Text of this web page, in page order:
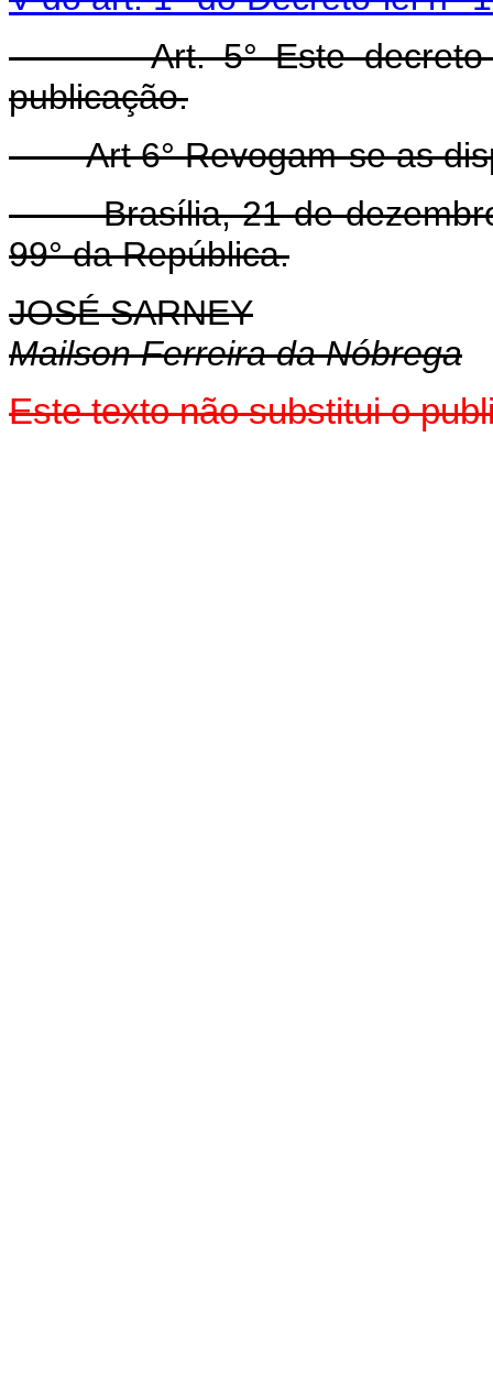
Art. 5° Este decreto-lei
publicação.
Art 6° Revogam-se as
Brasília, 21 de dezembro
99° da República.
JOSÉ SARNEY
Mailson Ferreira da Nóbrega
Este texto não substitui o